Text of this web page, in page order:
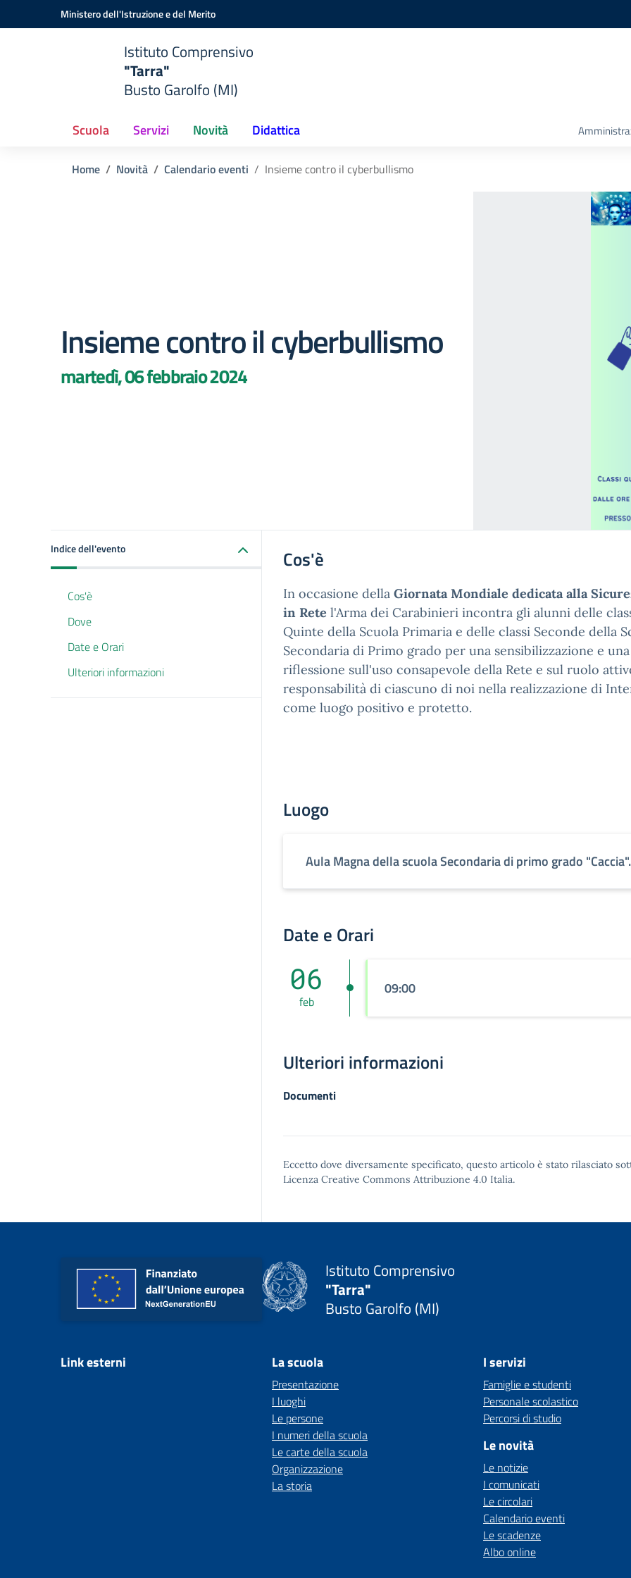
Vai ai contenuti
Vai al menu di navigazioneMinistero dell'Istruzione e del Merito
Istituto Comprensivo
"Tarra"
Busto Garolfo (MI)
Scuola Servizi Novità Didattica
Home Novità Calendario eventi Insieme contro il cyberbullismo
Insieme contro il cyberbullismo
martedì, 06 febbraio 2024
Indice dell'evento
Cos'è
Dove
Date e Orari
Ulteriori informazioni
Cos'è
In occasione della Giornata Mondiale dedicata alla
in Rete l'Arma dei Carabinieri incontra gli alunni delle
Quinte della Scuola Primaria e delle classi Seconde della
Secondaria di Primo grado per una sensibilizzazione e una
riflessione sull'uso consapevole della Rete e sul ruolo
responsabilità di ciascuno di noi nella realizzazione di
come luogo positivo e protetto.
Luogo
Aula Magna della scuola Secondaria di primo grado "Caccia".
Date e Orari
06
feb
09:00
Ulteriori informazioni
Documenti
Eccetto dove diversamente specificato, questo articolo è stato rilasciato
Licenza Creative Commons Attribuzione 4.0 Italia.
Istituto Comprensivo
"Tarra"
Busto Garolfo (MI)
Link esterni La scuola
Presentazione
I luoghi
Le persone
I numeri della scuola
Le carte della scuola
Organizzazione
La storia
I servizi
Famiglie e studenti
Personale scolastico
Percorsi di studio
Le novità
Le notizie
I comunicati
Le circolari
Calendario eventi
Le scadenze
Albo online